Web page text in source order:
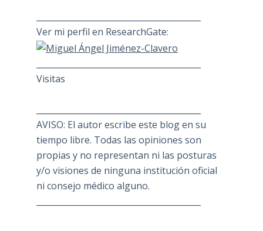
Ver mi perfil en ResearchGate:
Visitas
AVISO: El autor escribe este blog en su
tiempo libre. Todas las opiniones son
propias y no representan ni las posturas
y/o visiones de ninguna institución oficial
ni consejo médico alguno.